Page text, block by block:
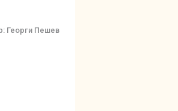
Георги Пешев